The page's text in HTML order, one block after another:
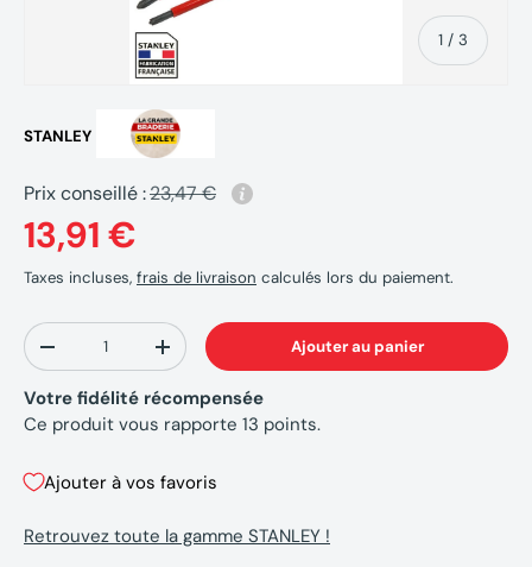
1 / de
3
STANLEY
Prix conseillé :23,47 €
13,91 €
Taxes incluses, frais de livraison calculés lors du paiement.
Qté
-
+ Ajouter au panier
Votre fidélité récompensée
Ce produit vous rapporte 13 points.
Ajouter à vos favoris
Retrouvez toute la gamme STANLEY !